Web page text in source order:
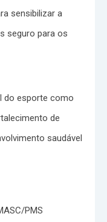
sensibilizar a
seguro para os
do esporte como
de
saudável
PMS